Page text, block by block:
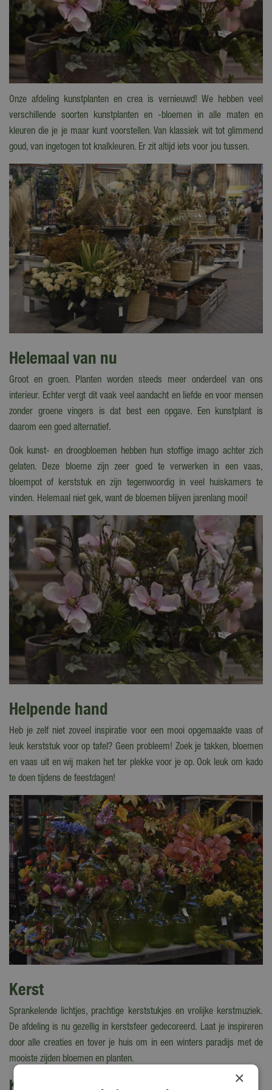
Onze afdeling kunstplanten en crea is vernieuwd! We hebben veel
verschillende soorten kunstplanten en -bloemen in alle maten en
kleuren die je je maar kunt voorstellen. Van klassiek wit tot glimmend
goud, van ingetogen tot knalkleuren. Er zit altijd iets voor jou tussen.
Helemaal van nu
Groot en groen. Planten worden steeds meer onderdeel van ons
interieur. Echter vergt dit vaak veel aandacht en liefde en voor mensen
zonder groene vingers is dat best een opgave. Een kunstplant is
daarom een goed alternatief.
Ook kunst- en droogbloemen hebben hun stoffige imago achter zich
gelaten. Deze bloeme zijn zeer goed te verwerken in een vaas,
bloempot of kerststuk en zijn tegenwoordig in veel huiskamers te
vinden. Helemaal niet gek, want de bloemen blijven jarenlang mooi!
Helpende hand
Heb je zelf niet zoveel inspiratie voor een mooi opgemaakte vaas of
leuk kerststuk voor op tafel? Geen probleem! Zoek je takken, bloemen
en vaas uit en wij maken het ter plekke voor je op. Ook leuk om kado
te doen tijdens de feestdagen!
Kerst
Sprankelende lichtjes, prachtige kerststukjes en vrolijke kerstmuziek.
De afdeling is nu gezellig in kerstsfeer gedecoreerd. Laat je inspireren
door alle creaties en tover je huis om in een winters paradijs met de
mooiste zijden bloemen en planten.
Kijk ook eens naar de volgende berichten:
×